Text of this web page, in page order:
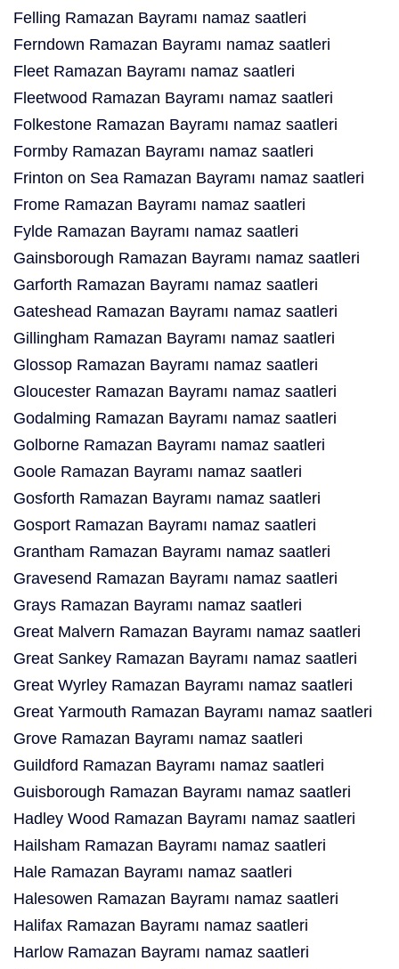
Felling Ramazan Bayramı namaz saatleri
Ferndown Ramazan Bayramı namaz saatleri
Fleet Ramazan Bayramı namaz saatleri
Fleetwood Ramazan Bayramı namaz saatleri
Folkestone Ramazan Bayramı namaz saatleri
Formby Ramazan Bayramı namaz saatleri
Frinton on Sea Ramazan Bayramı namaz saatleri
Frome Ramazan Bayramı namaz saatleri
Fylde Ramazan Bayramı namaz saatleri
Gainsborough Ramazan Bayramı namaz saatleri
Garforth Ramazan Bayramı namaz saatleri
Gateshead Ramazan Bayramı namaz saatleri
Gillingham Ramazan Bayramı namaz saatleri
Glossop Ramazan Bayramı namaz saatleri
Gloucester Ramazan Bayramı namaz saatleri
Godalming Ramazan Bayramı namaz saatleri
Golborne Ramazan Bayramı namaz saatleri
Goole Ramazan Bayramı namaz saatleri
Gosforth Ramazan Bayramı namaz saatleri
Gosport Ramazan Bayramı namaz saatleri
Grantham Ramazan Bayramı namaz saatleri
Gravesend Ramazan Bayramı namaz saatleri
Grays Ramazan Bayramı namaz saatleri
Great Malvern Ramazan Bayramı namaz saatleri
Great Sankey Ramazan Bayramı namaz saatleri
Great Wyrley Ramazan Bayramı namaz saatleri
Great Yarmouth Ramazan Bayramı namaz saatleri
Grove Ramazan Bayramı namaz saatleri
Guildford Ramazan Bayramı namaz saatleri
Guisborough Ramazan Bayramı namaz saatleri
Hadley Wood Ramazan Bayramı namaz saatleri
Hailsham Ramazan Bayramı namaz saatleri
Hale Ramazan Bayramı namaz saatleri
Halesowen Ramazan Bayramı namaz saatleri
Halifax Ramazan Bayramı namaz saatleri
Harlow Ramazan Bayramı namaz saatleri